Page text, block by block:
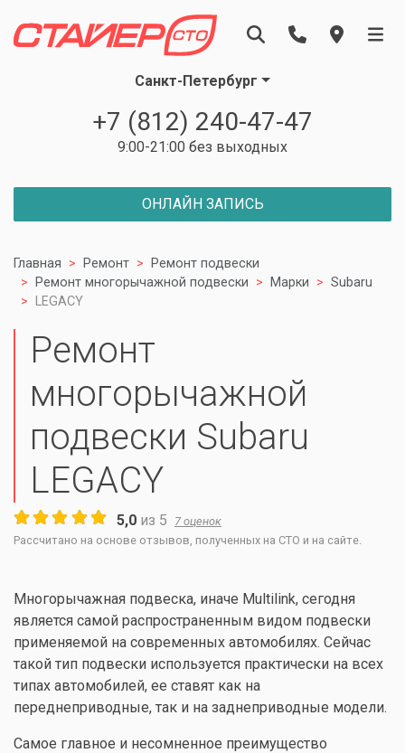
Санкт-Петербург
+7 (812) 240-47-47
9:00-21:00 без выходных
ОНЛАЙН ЗАПИСЬ
Главная Ремонт
Ремонт подвески
Ремонт многорычажной подвески
Марки
Subaru
LEGACY
Ремонт
многорычажной
подвески Subaru
LEGACY
5,0 из 5 7 оценок
Рассчитано на основе отзывов, полученных на СТО и на сайте.
Многорычажная подвеска, иначе Multilink, сегодня
является самой распространенным видом подвески
применяемой на современных автомобилях. Сейчас
такой тип подвески используется практически на всех
типах автомобилей, ее ставят как на
переднеприводные, так и на заднеприводные модели.
Самое главное и несомненное преимущество